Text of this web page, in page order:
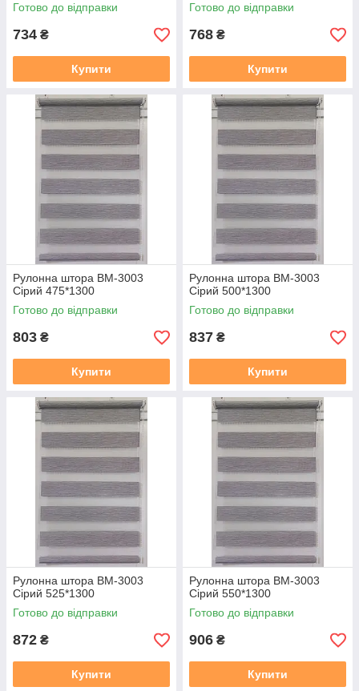
Готово до відправки
734 ₴
Купити
Готово до відправки
768 ₴
Купити
Рулонна штора ВМ-3003
Сірий 475*1300
Готово до відправки
803 ₴
Купити
Рулонна штора ВМ-3003
Сірий 500*1300
Готово до відправки
837 ₴
Купити
Рулонна штора ВМ-3003
Сірий 525*1300
Готово до відправки
872 ₴
Купити
Рулонна штора ВМ-3003
Сірий 550*1300
Готово до відправки
906 ₴
Купити